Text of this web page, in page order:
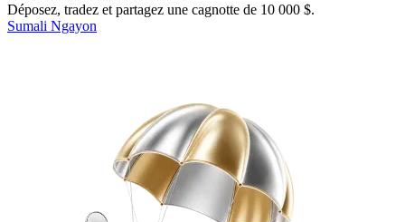
Déposez, tradez et partagez une cagnotte de 10 000 $.
Sumali Ngayon